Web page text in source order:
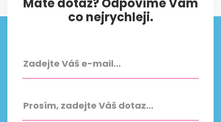
co nejrychleji.